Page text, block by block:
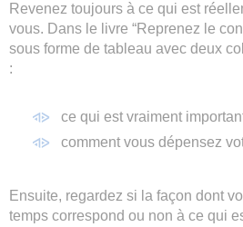
Revenez toujours à ce qui est
vous. Dans le livre “Reprenez le
sous forme de tableau avec deux
:
ce qui est vraiment
comment vous dépensez
Ensuite, regardez si la façon dont
temps correspond ou non à ce qui